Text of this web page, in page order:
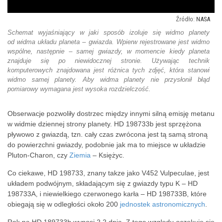
NASA
Schemat wyjaśniający w jaki sposób izoluje się widmo planety
od widma układu planeta – gwiazda. Wpierw rejestrowane jest widmo
wspólne, następnie – samej gwiazdy, w momencie kiedy planeta
znajduje się po niewidocznej stronie. Używając technik
komputerowych znajdowana jest różnica tych zdjęć, która stanowi
widmo samej planety. Aby widma planety nie przysłonił błąd
pomiarowy wymagana jest wysoka rozdzielczość.
Obserwacje pozwoliły dostrzec między innymi silną emisję metanu
w widmie dziennej strony planety. HD 198733b jest sprzężona
pływowo z gwiazdą, tzn. cały czas zwrócona jest tą samą stroną
do powierzchni gwiazdy, podobnie jak ma to miejsce w układzie
Pluton-Charon, czy Ziemia – Księżyc.
Co ciekawe, HD 198733, znany takze jako V452 Vulpeculae, jest
układem podwójnym, składającym się z gwiazdy typu K – HD
198733A, i niewielkiego czerwonego karła – HD 198733B, które
obiegają się w odległości około 200 jednostek astronomicznych.